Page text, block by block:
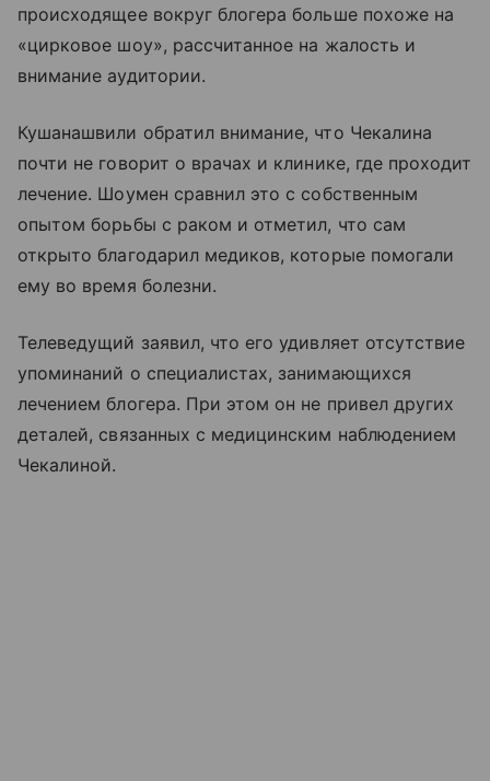
происходящее вокруг блогера больше похоже на
«цирковое шоу», рассчитанное на жалость и
внимание аудитории.
Кушанашвили обратил внимание, что Чекалина
почти не говорит о врачах и клинике, где проходит
лечение. Шоумен сравнил это с собственным
опытом борьбы с раком и отметил, что сам
открыто благодарил медиков, которые помогали
ему во время болезни.
Телеведущий заявил, что его удивляет отсутствие
упоминаний о специалистах, занимающихся
лечением блогера. При этом он не привел других
деталей, связанных с медицинским наблюдением
Чекалиной.